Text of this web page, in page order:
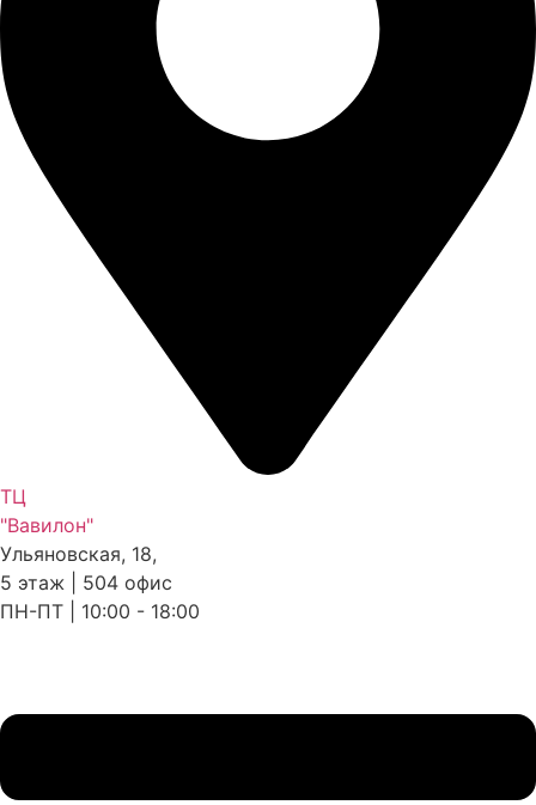
ТЦ
"Вавилон"
Ульяновская, 18,
5 этаж | 504 офис
ПН-ПТ | 10:00 - 18:00